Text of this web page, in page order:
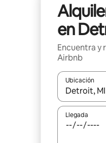
en
Encuentra y
Airbnb
Ubicación
Cuando los
Llegada